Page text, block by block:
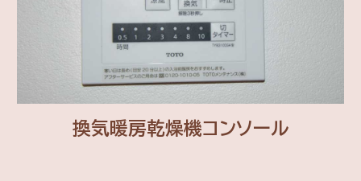
換気暖房乾燥機コンソール